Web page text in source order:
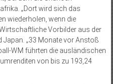
„Dort wird sich das
wiederholen, wenn die
Vorbilder aus der
Japan. „33 Monate vor Anstoß
WM führten die ausländischen
von bis zu 193,24